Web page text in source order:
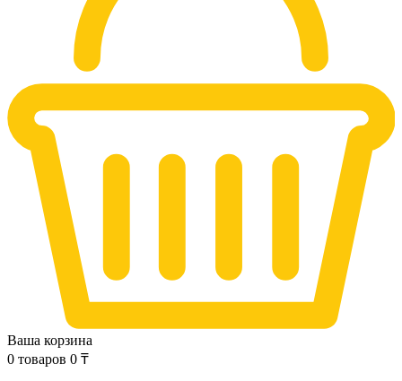
Ваша корзина
0 товаров 0 ₸